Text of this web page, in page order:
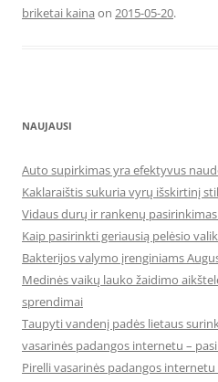
briketai kaina on 2015-05-20.
NAUJAUSI
Auto supirkimas yra efektyvus
Kaklaraištis sukuria vyrų išskirtinį
Vidaus durų ir rankenų
Kaip pasirinkti geriausią pelėsio
Bakterijos valymo įrenginiams
Medinės vaikų lauko žaidimo
sprendimai
Taupyti vandenį padės lietaus
vasarinės padangos internetu –
Pirelli vasarinės padangos internetu